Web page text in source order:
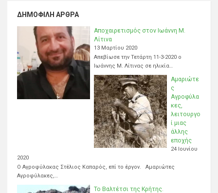
ΔΗΜΟΦΙΛΉ ΆΡΘΡΑ
Αποχαιρετισμός στον Ιωάννη Μ.
Λίτινα
13 Μαρτίου 2020
Απεβίωσε την Τετάρτη 11-3-2020 ο
Ιωάννης Μ. Λίτινας σε ηλικία…
Αμαριώτε
ς
Αγροφύλα
κες,
λειτουργο
ί μιας
άλλης
εποχής
24 Ιουνίου
2020
Ο Αγροφύλακας Στέλιος Καπαρός, επί το έργον. Αμαριώτες
Αγροφύλακες,…
Το Βαλτέτσι της Κρήτης.